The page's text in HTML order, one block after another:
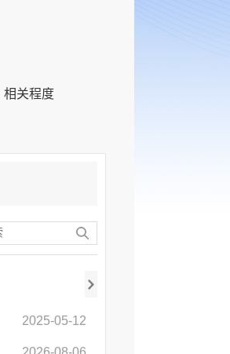
相关程度
2025-05-12